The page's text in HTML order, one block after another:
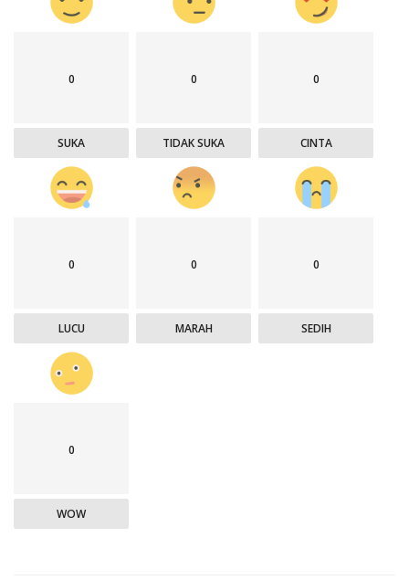
0
SUKA
0
TIDAK SUKA
0
CINTA
0
LUCU
0
MARAH
0
SEDIH
0
WOW